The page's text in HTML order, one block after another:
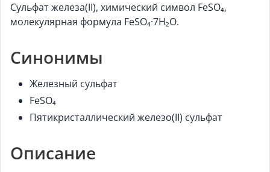
Сульфат железа(II), химический символ FeSO₄,
молекулярная формула FeSO₄·7H₂O.
Синонимы
Железный сульфат
FeSO₄
Пятикристаллический железо(II) сульфат
Описание